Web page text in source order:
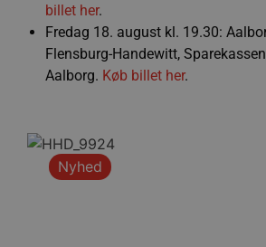
billet her.
Fredag 18. august kl. 19.30:
Flensburg-Handewitt,
Aalborg. Køb billet her.
Nyhed